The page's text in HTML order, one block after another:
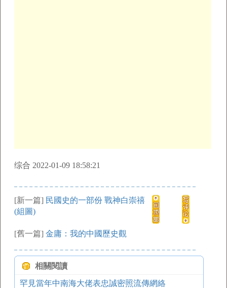
综合 2022-01-09 18:58:21
[新一篇] 民國史的一部份 戰神白崇禧
(組圖)
[舊一篇] 金庸：我的中國歷史觀
相關閱讀
罕見當年中南海大佬表忠誠密照流傳網絡